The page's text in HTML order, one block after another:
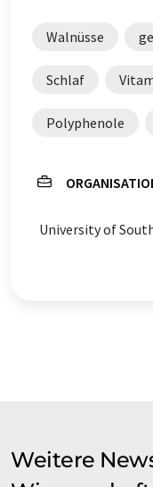
Walnüsse
Schlaf
Polyphenole
University of
Weitere